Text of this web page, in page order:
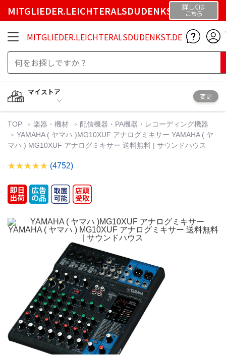
MITGLIEDER.LEICHTERALSDUDENKST.DE詳しくは
こちら
MITGLIEDER.LEICHTERALSDUDENKST.DE
マイストア
変更
TOP 楽器・機材
配信機器・PA機器・レコーディング機器
YAMAHA ( ヤマハ )MG10XUF アナログミキサー YAMAHA ( ヤ
マハ ) MG10XUF アナログミキサー 送料無料 | サウンドハウス
(4752)